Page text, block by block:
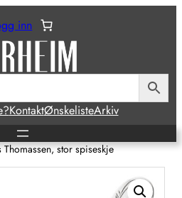
inn
KontaktØnskelisteArkiv
stor spiseskje